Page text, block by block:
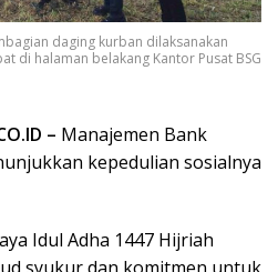
daging kurban dilaksanakan
di halaman belakang Kantor Pusat BSG
– Manajemen Bank
kepedulian sosialnya
Idul Adha 1447 Hijriah